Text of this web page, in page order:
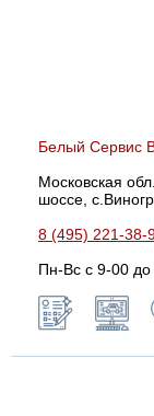
Белый Сервис
Московская
шоссе,
8 (495) 221-38-
Пн-Вс с 9-00